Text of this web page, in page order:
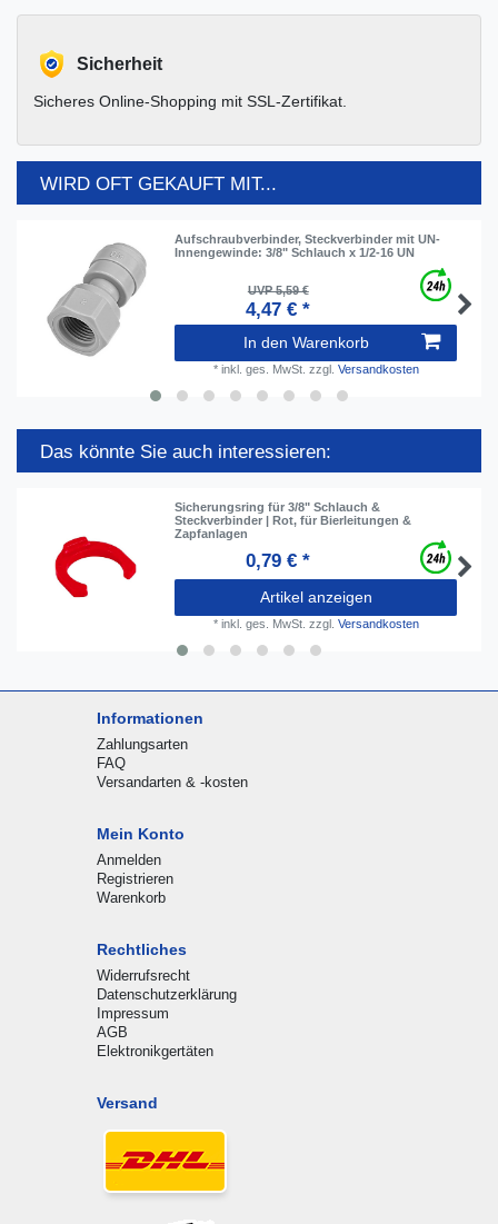
Sicherheit
Sicheres Online-Shopping mit SSL-Zertifikat.
WIRD OFT GEKAUFT MIT...
Aufschraubverbinder, Steckverbinder mit UN-
Innengewinde: 3/8" Schlauch x 1/2-16 UN
UVP 5,59 €
4,47 € *
In den Warenkorb
* inkl. ges. MwSt. zzgl. Versandkosten
Das könnte Sie auch interessieren:
Sicherungsring für 3/8" Schlauch &
Steckverbinder | Rot, für Bierleitungen &
Zapfanlagen
0,79 € *
Artikel anzeigen
* inkl. ges. MwSt. zzgl. Versandkosten
Informationen
Zahlungsarten
FAQ
Versandarten & -kosten
Mein Konto
Anmelden
Registrieren
Warenkorb
Rechtliches
Widerrufsrecht
Datenschutzerklärung
Impressum
AGB
Elektronikgertäten
Versand